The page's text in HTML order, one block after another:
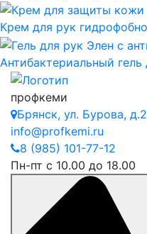
Крем для рук
Антибактериальный гель
профкеми
Брянск, ул. Бурова,
info@profkemi.ru
8 (985) 101-77-12
Пн-пт с 10.00 до 18.00